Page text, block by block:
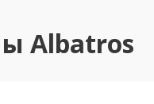
Albatros